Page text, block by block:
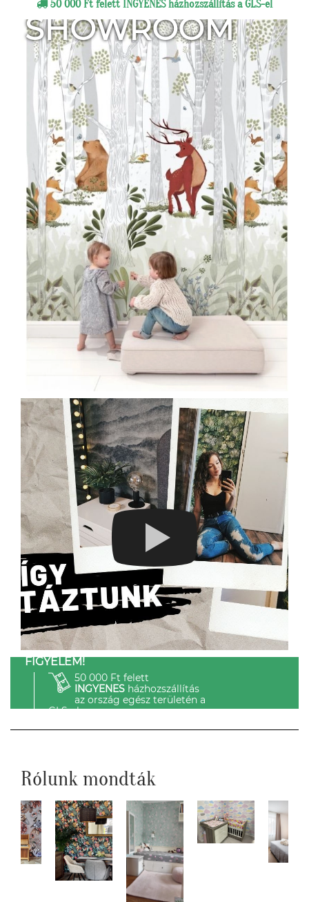
50 000 Ft felett INGYENES házhozszállítás a GLS-el
SHOWROOM
FIGYELEM!
50 000 Ft felett
INGYENESházhozszállítás
az ország egész területén a
GLS-el.
Rólunk mondták